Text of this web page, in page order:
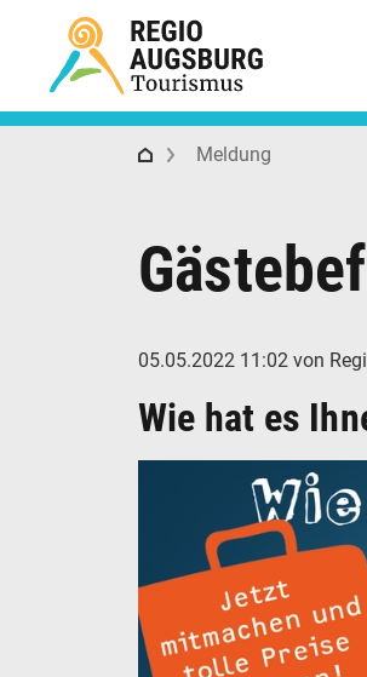
Regio Augsburg Tourismus
Meldung
05.05.2022 11:02 von
Wie hat es